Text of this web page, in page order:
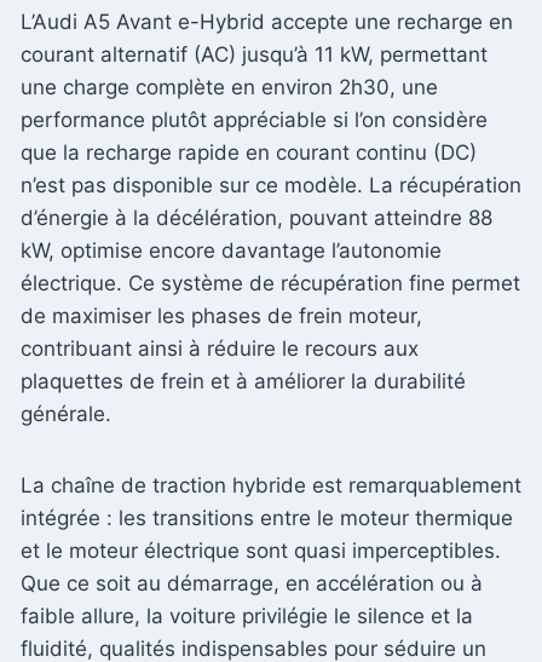
L’Audi A5 Avant e-Hybrid accepte une recharge en
courant alternatif (AC) jusqu’à 11 kW, permettant
une charge complète en environ 2h30, une
performance plutôt appréciable si l’on considère
que la recharge rapide en courant continu (DC)
n’est pas disponible sur ce modèle. La récupération
d’énergie à la décélération, pouvant atteindre 88
kW, optimise encore davantage l’autonomie
électrique. Ce système de récupération fine permet
de maximiser les phases de frein moteur,
contribuant ainsi à réduire le recours aux
plaquettes de frein et à améliorer la durabilité
générale.
La chaîne de traction hybride est remarquablement
intégrée : les transitions entre le moteur thermique
et le moteur électrique sont quasi imperceptibles.
Que ce soit au démarrage, en accélération ou à
faible allure, la voiture privilégie le silence et la
fluidité, qualités indispensables pour séduire un